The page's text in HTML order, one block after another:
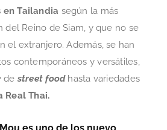
en Tailandia según la más
del Reino de Siam, y que no se
el extranjero. Además, se han
contemporáneos y versátiles,
de street foodhasta variedades
Real Thai.